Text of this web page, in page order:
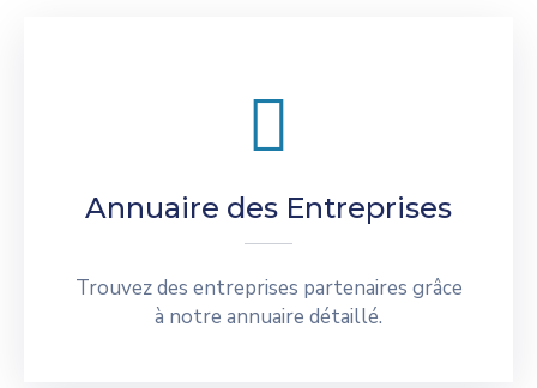
Annuaire des Entreprises
Trouvez des entreprises partenaires grâce
à notre annuaire détaillé.